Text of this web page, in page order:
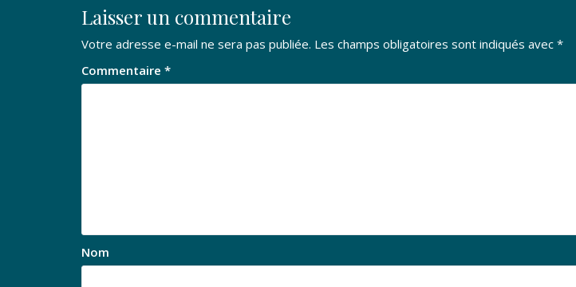
Laisser un commentaire
Votre adresse e-mail ne sera pas publiée. Les champs obligatoires sont indiqués avec *
Commentaire *
Nom